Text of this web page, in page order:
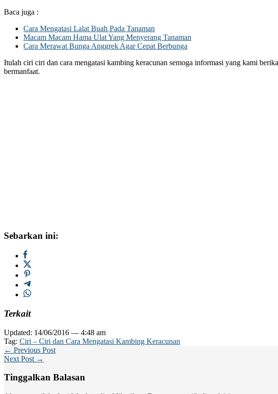
Baca juga :
Cara Mengatasi Lalat Buah Pada Tanaman
Macam Macam Hama Ulat Yang Menyerang Tanaman
Cara Merawat Bunga Anggrek Agar Cepat Berbunga
Itulah ciri ciri dan cara mengatasi kambing keracunan semoga informasi yang kami
bermanfaat.
Sebarkan ini:
Terkait
Updated: 14/06/2016 — 4:48 am
Tag: Ciri – Ciri dan Cara Mengatasi Kambing Keracunan
← Previous Post
Next Post →
Tinggalkan Balasan